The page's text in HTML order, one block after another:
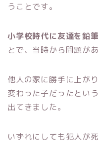
うことです。
小学校時代に友達を鉛
とで、当時から問題が
他人の家に勝手に上が
変わった子だったとい
出てきました。
いずれにしても犯人が